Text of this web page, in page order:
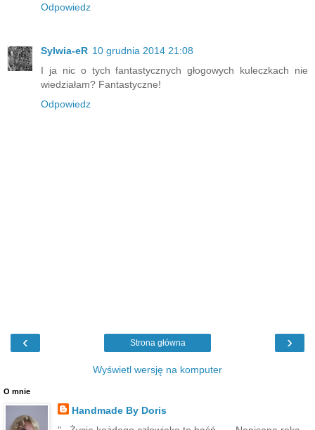
Odpowiedz
Sylwia-eR 10 grudnia 2014 21:08
I ja nic o tych fantastycznych głogowych kuleczkach nie
wiedziałam? Fantastyczne!
Odpowiedz
‹ ›
Strona główna
Wyświetl wersję na komputer
O mnie
Handmade By Doris